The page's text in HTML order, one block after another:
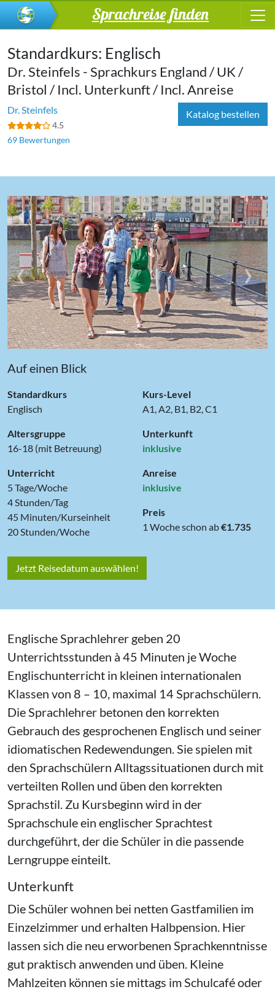
Sprachreise finden
Standardkurs: Englisch
Dr. Steinfels - Sprachkurs England / UK /
Bristol / Incl. Unterkunft / Incl. Anreise
Dr. Steinfels
4.5
69 Bewertungen
Katalog bestellen
‹ ›
Auf einen Blick
Standardkurs
Englisch
Altersgruppe
16-18 (mit Betreuung)
Unterricht
5 Tage/Woche
4 Stunden/Tag
45 Minuten/Kurseinheit
20 Stunden/Woche
Kurs-Level
A1, A2, B1, B2, C1
Unterkunft
inklusive
Anreise
inklusive
Preis
1 Woche schon ab€1.735
Jetzt Reisedatum auswählen!
Englische Sprachlehrer geben 20
Unterrichtsstunden à 45 Minuten je Woche
Englischunterricht in kleinen internationalen
Klassen von 8 – 10, maximal 14 Sprachschülern.
Die Sprachlehrer betonen den korrekten
Gebrauch des gesprochenen Englisch und seiner
idiomatischen Redewendungen. Sie spielen mit
den Sprachschülern Alltagssituationen durch mit
verteilten Rollen und üben den korrekten
Sprachstil. Zu Kursbeginn wird in der
Sprachschule ein englischer Sprachtest
durchgeführt, der die Schüler in die passende
Lerngruppe einteilt.
Unterkunft
Die Schüler wohnen bei netten Gastfamilien im
Einzelzimmer und erhalten Halbpension. Hier
lassen sich die neu erworbenen Sprachkenntnisse
gut praktisch anwenden und üben. Kleine
Mahlzeiten können sie mittags im Schulcafé oder